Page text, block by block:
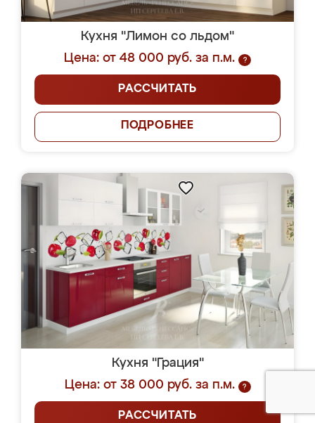
Кухня "Лимон со льдом"
Цена: от 48 000 руб. за п.м.
?
РАССЧИТАТЬ
ПОДРОБНЕЕ
Кухня "Грация"
Цена: от 38 000 руб. за п.м.
?
РАССЧИТАТЬ